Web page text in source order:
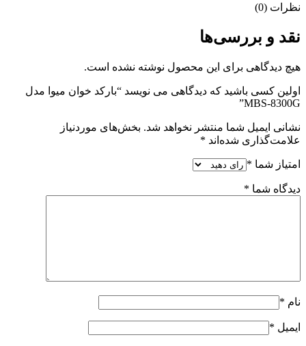
نظرات (0)
نقد و بررسی‌ها
هیچ دیدگاهی برای این محصول نوشته نشده است.
اولین کسی باشید که دیدگاهی می نویسد “بارکد خوان میوا مدل
MBS-8300G”
نشانی ایمیل شما منتشر نخواهد شد. بخش‌های موردنیاز
علامت‌گذاری شده‌اند *
امتیاز شما *
دیدگاه شما *
نام *
ایمیل *